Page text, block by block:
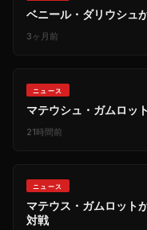
ベニール・ダリウシュ
3ヶ月前
ニュース
マテウシュ・ガムロッ
21時間前
ニュース
マテウス・ガムロット
対戦